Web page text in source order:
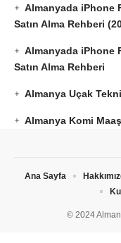
Almanyada iPhone
Satın Alma Rehberi
Almanyada iPhone
Satın Alma Rehberi
Almanya Uçak
Almanya Komi
© 2024
Ana Sayfa